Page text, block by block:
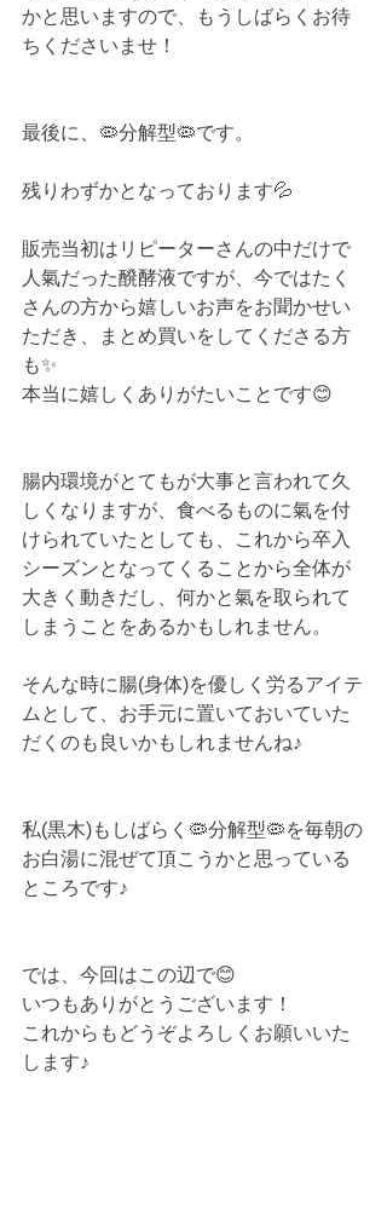
かと思いますので、もうしばらくお待
ちくださいませ！
最後に、🦠分解型🦠です。
残りわずかとなっております💦
販売当初はリピーターさんの中だけで
人氣だった醗酵液ですが、今ではたく
さんの方から嬉しいお声をお聞かせい
ただき、まとめ買いをしてくださる方
も✨
本当に嬉しくありがたいことです😊
腸内環境がとてもが大事と言われて久
しくなりますが、食べるものに氣を付
けられていたとしても、これから卒入
シーズンとなってくることから全体が
大きく動きだし、何かと氣を取られて
しまうことをあるかもしれません。
そんな時に腸(身体)を優しく労るアイテ
ムとして、お手元に置いておいていた
だくのも良いかもしれませんね♪
私(黒木)もしばらく🦠分解型🦠を毎朝の
お白湯に混ぜて頂こうかと思っている
ところです♪
では、今回はこの辺で😊
いつもありがとうございます！
これからもどうぞよろしくお願いいた
します♪